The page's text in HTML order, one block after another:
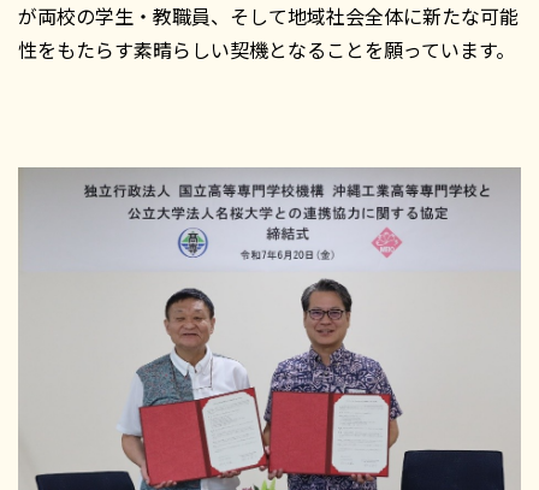
が両校の学生・教職員、そして地域社会全体に新たな可能
性をもたらす素晴らしい契機となることを願っています。